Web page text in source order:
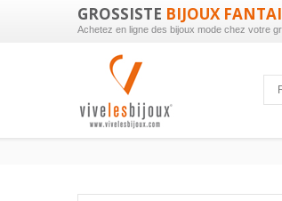
GROSSISTE BIJOUX
Achetez en ligne des bijoux mode chez votre